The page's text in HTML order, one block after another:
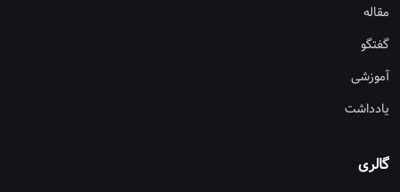
مقاله
گفتگو
آموزشی
یادداشت
گالری